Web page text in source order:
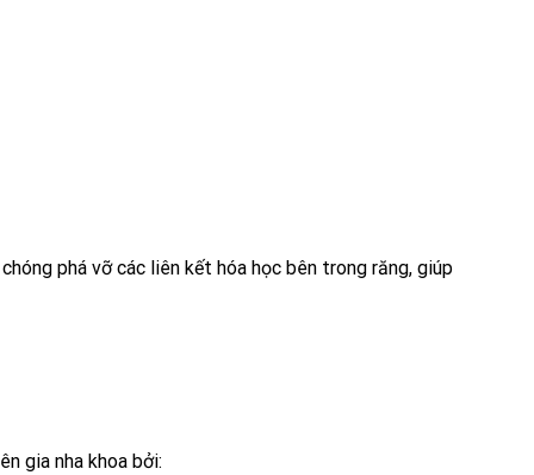
phá vỡ các liên kết hóa học bên trong răng, giúp
gia nha khoa bởi: